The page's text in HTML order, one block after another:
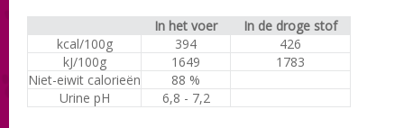
In het voer
In de droge stof
kcal/100g
394
426
kJ/100g
1649
1783
Niet-eiwit calorieën
88 %
Urine pH
6,8 - 7,2